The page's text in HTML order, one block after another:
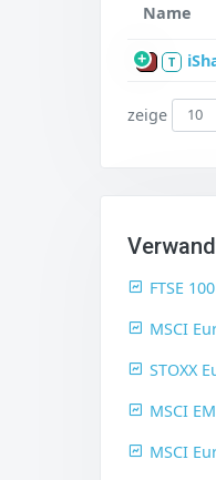
Name
P T
zeige
FTSE 100
MSCI
STOXX
MSCI
MSCI